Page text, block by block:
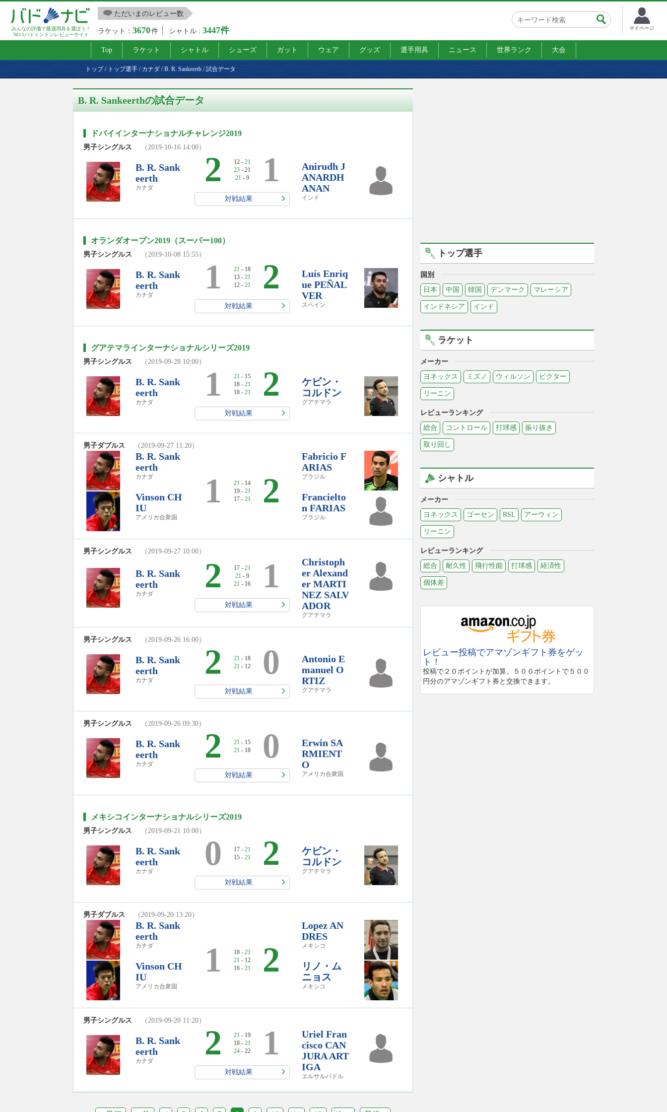
みんなの評価で最適用具を選ぼう！
NO.1バドミントンレビューサイト
ただいまのレビュー数
ラケット：3670件 シャトル :3447件 マイページ
Top ラケット シャトル シューズ ガット ウェア グッズ 選手用具 ニュース 世界ランク 大会
トップ/ トップ選手 / カナダ /B. R. Sankeerth /試合データ
B. R. Sankeerthの試合データ
ドバイインターナショナルチャレンジ2019
男子シングルス （2019-10-16 14:00）
B. R. Sank
eerth
カナダ 2 12 - 21
23 - 21
21 - 9 1
対戦結果
Anirudh J
ANARDH
ANAN
インド
オランダオープン2019（スーパー100）
男子シングルス （2019-10-08 15:55）
B. R. Sank
eerth
カナダ 1 21 - 18
13 - 21
12 - 21 2
対戦結果
Luís Enriq
ue PEÑAL
VER
スペイン
グアテマラインターナショナルシリーズ2019
男子シングルス （2019-09-28 10:00）
B. R. Sank
eerth
カナダ 1 21 - 15
18 - 21
18 - 21 2
対戦結果
ケビン・
コルドン
グアテマラ
男子ダブルス （2019-09-27 11:20）
B. R. Sank
eerth
カナダ
Vinson CH
IU
アメリカ合衆国
1 21 - 14
19 - 21
17 - 21 2
Fabricio F
ARIAS
ブラジル
Francielto
n FARIAS
ブラジル
男子シングルス （2019-09-27 10:00）
B. R. Sank
eerth
カナダ 2 17 - 21
21 - 9
21 - 16 1
対戦結果
Christoph
er Alexand
er MARTI
NEZ SALV
ADOR
グアテマラ
男子シングルス （2019-09-26 16:00）
B. R. Sank
eerth
カナダ 2 21 - 18
21 - 12 0
対戦結果
Antonio E
manuel O
RTIZ
グアテマラ
男子シングルス （2019-09-26 09:30）
B. R. Sank
eerth
カナダ 2 21 - 15
21 - 18 0
対戦結果
Erwin SA
RMIENT
O
アメリカ合衆国
メキシコインターナショナルシリーズ2019
男子シングルス （2019-09-21 10:00）
B. R. Sank
eerth
カナダ 0 17 - 21
15 - 21 2
対戦結果
ケビン・
コルドン
グアテマラ
男子ダブルス （2019-09-20 13:20）
B. R. Sank
eerth
カナダ
Vinson CH
IU
アメリカ合衆国
1 18 - 21
21 - 12
16 - 21 2
Lopez AN
DRES
メキシコ
リノ・ム
ニョス
メキシコ
男子シングルス （2019-09-20 11:20）
B. R. Sank
eerth
カナダ 2 21 - 19
18 - 21
24 - 22 1
対戦結果
Uriel Fran
cisco CAN
JURA ART
IGA
エルサルバドル
トップ選手
国別
日本
中国 韓国 デンマーク マレーシア
インドネシア インド
ラケット
メーカー
ヨネックス
ミズノ ウィルソン ビクター
リーニン
レビューランキング
総合
コントロール 打球感 振り抜き
取り回し
シャトル
メーカー
ヨネックス
ゴーセン RSL アーウィン
リーニン
レビューランキング
総合
耐久性 飛行性能 打球感 経済性
個体差
レビュー投稿でアマゾンギフト券をゲッ
ト！
投稿で２０ポイントが加算。５００ポイントで５００
円分のアマゾンギフト券と交換できます。